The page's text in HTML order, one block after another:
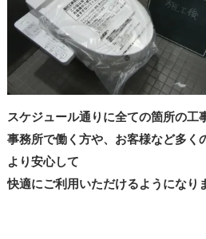
スケジュール通りに全ての箇所の工
事務所で働く方や、お客様など多く
より安心して
快適にご利用いただけるようになり